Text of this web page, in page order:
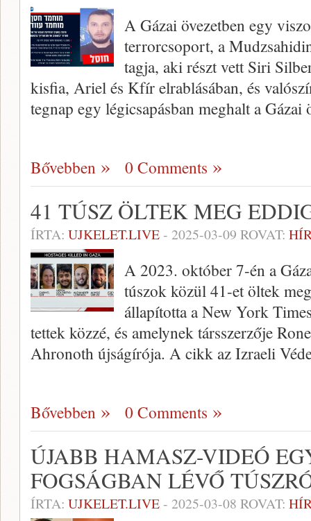
A Gázai övezetben egy
terrorcsoport, a
tagja, aki részt vett Siri
kisfia, Ariel és Kfír elrablásában, és
tegnap egy légicsapásban meghalt a Gázai
Bővebben 0 Comments
41 TÚSZ ÖLTEK MEG
ÍRTA: UJKELET.LIVE- 2025-03-09 ROVAT:
A 2023. október 7-én a
túszok közül 41-et öltek
állapította a New York
tettek közzé, és amelynek társszerzője
Ahronoth újságírója. A cikk az Izraeli
Bővebben 0 Comments
ÚJABB HAMASZ-VIDEÓ
FOGSÁGBAN LÉVŐ
ÍRTA: UJKELET.LIVE- 2025-03-08 ROVAT: